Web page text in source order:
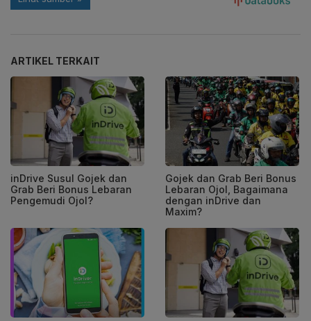
ARTIKEL TERKAIT
inDrive Susul Gojek dan
Grab Beri Bonus Lebaran
Pengemudi Ojol?
Gojek dan Grab Beri Bonus
Lebaran Ojol, Bagaimana
dengan inDrive dan
Maxim?